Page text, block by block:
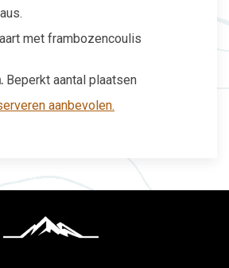
met frambozencoulis
Beperkt aantal plaatsen
aanbevolen.